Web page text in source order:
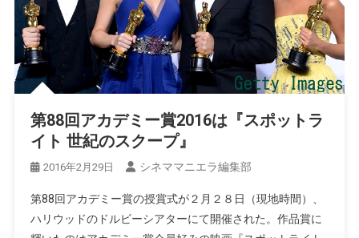
第88回アカデミー賞2016は『スポットラ
イト 世紀のスクープ』
2016年2月29日 シネママニエラ編集部
第88回アカデミー賞の授賞式が２月２８日（現地時間）、
ハリウッドのドルビーシアターにて開催された。作品賞に